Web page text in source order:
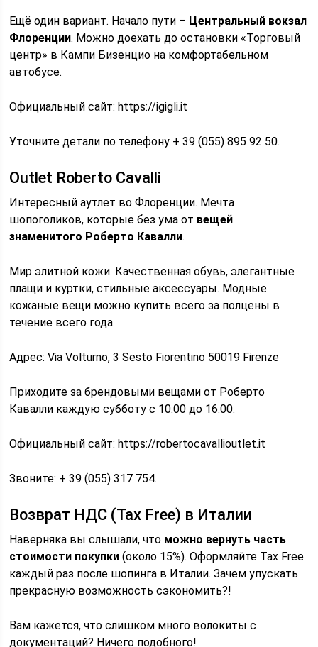
Ещё один вариант. Начало пути – Центральный вокзал
Флоренции. Можно доехать до остановки «Торговый
центр» в Кампи Бизенцио на комфортабельном
автобусе.
Официальный сайт: https://igigli.it
Уточните детали по телефону + 39 (055) 895 92 50.
Outlet Roberto Cavalli
Интересный аутлет во Флоренции. Мечта
шопоголиков, которые без ума от вещей
знаменитого Роберто Кавалли.
Мир элитной кожи. Качественная обувь, элегантные
плащи и куртки, стильные аксессуары. Модные
кожаные вещи можно купить всего за полцены в
течение всего года.
Адрес: Via Volturno, 3 Sesto Fiorentino 50019 Firenze
Приходите за брендовыми вещами от Роберто
Кавалли каждую субботу с 10:00 до 16:00.
Официальный сайт: https://robertocavallioutlet.it
Звоните: + 39 (055) 317 754.
Возврат НДС (Tax Free) в Италии
Наверняка вы слышали, что можно вернуть часть
стоимости покупки (около 15%). Оформляйте Tax Free
каждый раз после шопинга в Италии. Зачем упускать
прекрасную возможность сэкономить?!
Вам кажется, что слишком много волокиты с
документаций? Ничего подобного!